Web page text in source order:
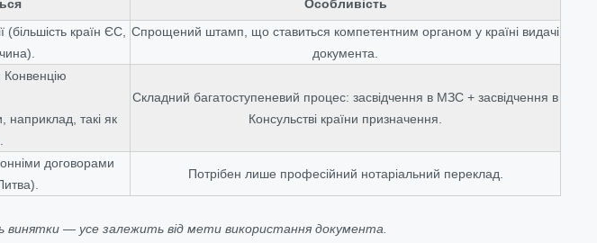
Особливість
(більшість країн ЄС,
Спрощений штамп, що ставиться компетентним органом у країні видачі
документа.
Конвенцію
наприклад, такі як
Складний багатоступеневий процес: засвідчення в МЗС + засвідчення в
Консульстві країни призначення.
договорами
Потрібен лише професійний нотаріальний переклад.
винятки — усе залежить від мети використання документа.